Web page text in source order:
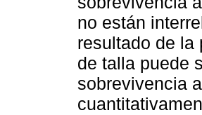
no están
resultado de la
de talla puede
sobrevivencia